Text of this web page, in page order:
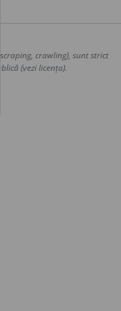
crawling), sunt strict
(vezi licența).